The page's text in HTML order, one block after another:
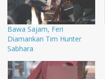
Bawa Sajam, Feri
Diamankan Tim Hunter
Sabhara